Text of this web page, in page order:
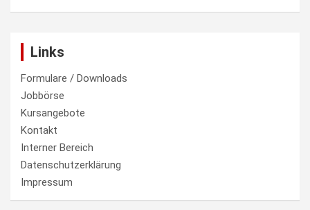
Links
Formulare / Downloads
Jobbörse
Kursangebote
Kontakt
Interner Bereich
Datenschutzerklärung
Impressum